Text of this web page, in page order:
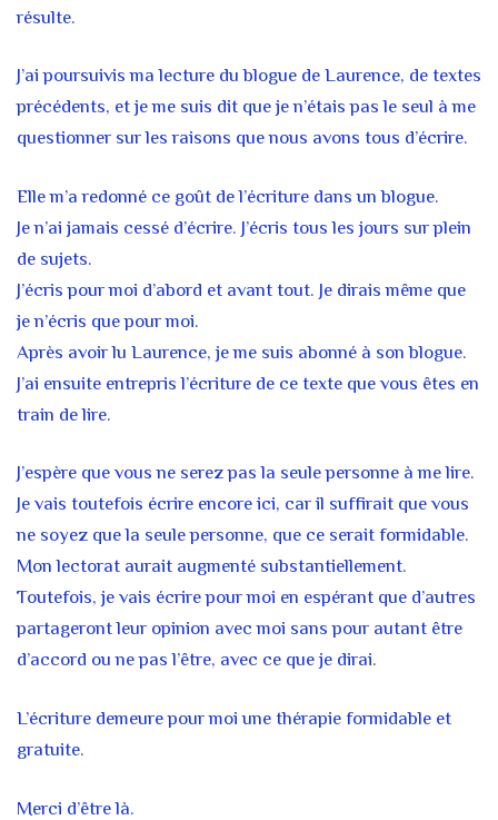
résulte.
J’ai poursuivis ma lecture du blogue de Laurence, de textes
précédents, et je me suis dit que je n’étais pas le seul à me
questionner sur les raisons que nous avons tous d’écrire.
Elle m’a redonné ce goût de l’écriture dans un blogue.
Je n’ai jamais cessé d’écrire. J’écris tous les jours sur plein
de sujets.
J’écris pour moi d’abord et avant tout. Je dirais même que
je n’écris que pour moi.
Après avoir lu Laurence, je me suis abonné à son blogue.
J’ai ensuite entrepris l’écriture de ce texte que vous êtes en
train de lire.
J’espère que vous ne serez pas la seule personne à me lire.
Je vais toutefois écrire encore ici, car il suffirait que vous
ne soyez que la seule personne, que ce serait formidable.
Mon lectorat aurait augmenté substantiellement.
Toutefois, je vais écrire pour moi en espérant que d’autres
partageront leur opinion avec moi sans pour autant être
d’accord ou ne pas l’être, avec ce que je dirai.
L’écriture demeure pour moi une thérapie formidable et
gratuite.
Merci d’être là.